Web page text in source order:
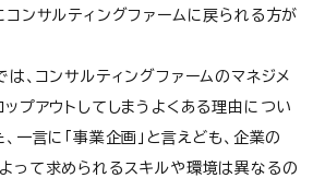
コンサルティングファームに戻られる方が
は、コンサルティングファームのマネジメ
ップアウトしてしまうよくある理由につい
一言に「事業企画」と言えども、企業の
って求められるスキルや環境は異なるの